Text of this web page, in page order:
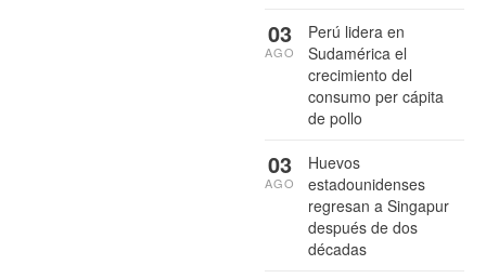
Perú lidera en
Sudamérica el
crecimiento del
consumo per cápita
de pollo
03
AGO
Huevos
estadounidenses
regresan a Singapur
después de dos
décadas
03
AGO